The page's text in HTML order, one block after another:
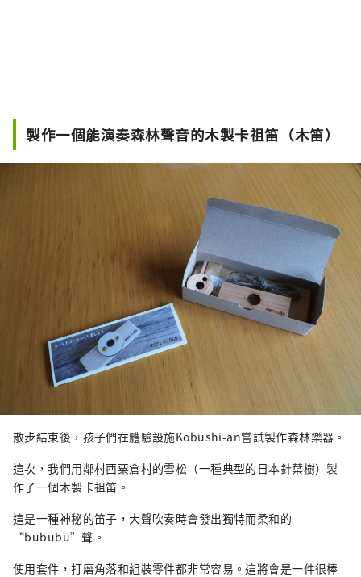
製作一個能演奏森林聲音的木製卡祖笛（木笛）
散步結束後，孩子們在體驗設施Kobushi-an嘗試製作森林樂器。
這次，我們用鄰村西粟倉村的雪松（一種典型的日本針葉樹）製
作了一個木製卡祖笛。
這是一種神秘的笛子，大聲吹奏時會發出獨特而柔和的
“bububu”聲。
使用套件，打磨角落和組裝零件都非常容易。這將會是一件很棒